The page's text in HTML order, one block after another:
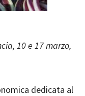
10 e 17 marzo,
dedicata al